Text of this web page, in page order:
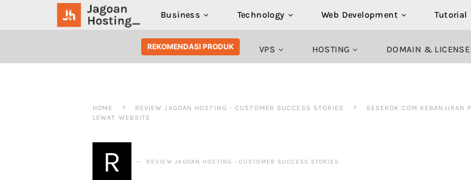
Business Technology Web Development Tutorial
SEARCH FOR:
REKOMENDASI PRODUK VPS HOSTING DOMAIN & LICENSE
HOME REVIEW JAGOAN HOSTING - CUSTOMER SUCCESS STORIES
SESEROK.COM KEBANJIRAN
LEWAT WEBSITE
R REVIEW JAGOAN HOSTING - CUSTOMER SUCCESS STORIES